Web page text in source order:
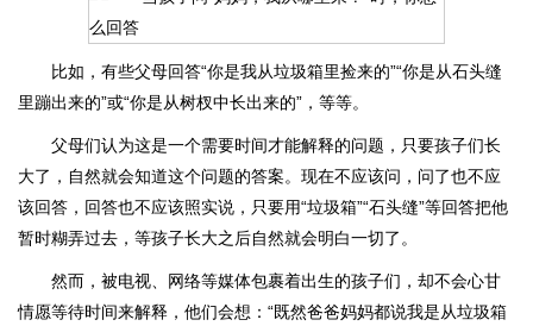
比如，有些父母回答“你是我从垃圾箱里捡来的”“你是从石头缝
里蹦出来的”或“你是从树杈中长出来的”，等等。
父母们认为这是一个需要时间才能解释的问题，只要孩子们长
大了，自然就会知道这个问题的答案。现在不应该问，问了也不应
该回答，回答也不应该照实说，只要用“垃圾箱”“石头缝”等回答把他
暂时糊弄过去，等孩子长大之后自然就会明白一切了。
然而，被电视、网络等媒体包裹着出生的孩子们，却不会心甘
情愿等待时间来解释，他们会想：“既然爸爸妈妈都说我是从垃圾箱